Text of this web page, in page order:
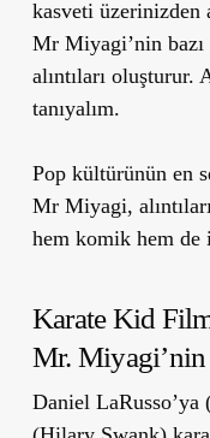
kasveti üzerinizden
Mr Miyagi’nin
alıntıları
tanıyalım.
Pop kültürünün en
Mr Miyagi,
hem komik hem
Karate Kid
Mr.
Daniel LaRusso’ya